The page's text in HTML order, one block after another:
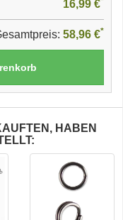
16,99 €
58,96 €*
HABEN